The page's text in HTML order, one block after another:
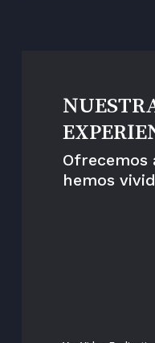
Ofrecemos
hemos